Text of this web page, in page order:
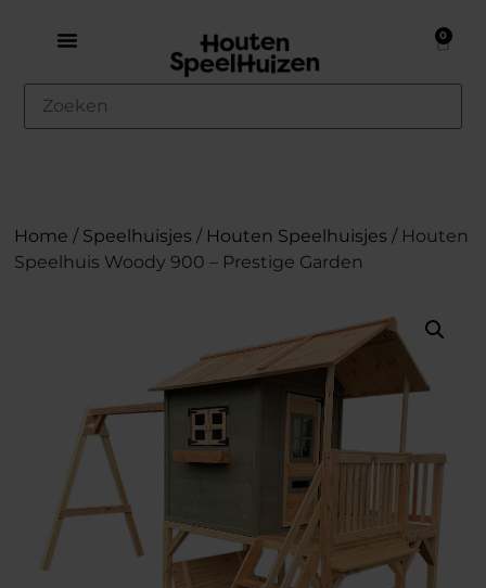
0
Home / Speelhuisjes / Houten Speelhuisjes / Houten
Speelhuis Woody 900 – Prestige Garden